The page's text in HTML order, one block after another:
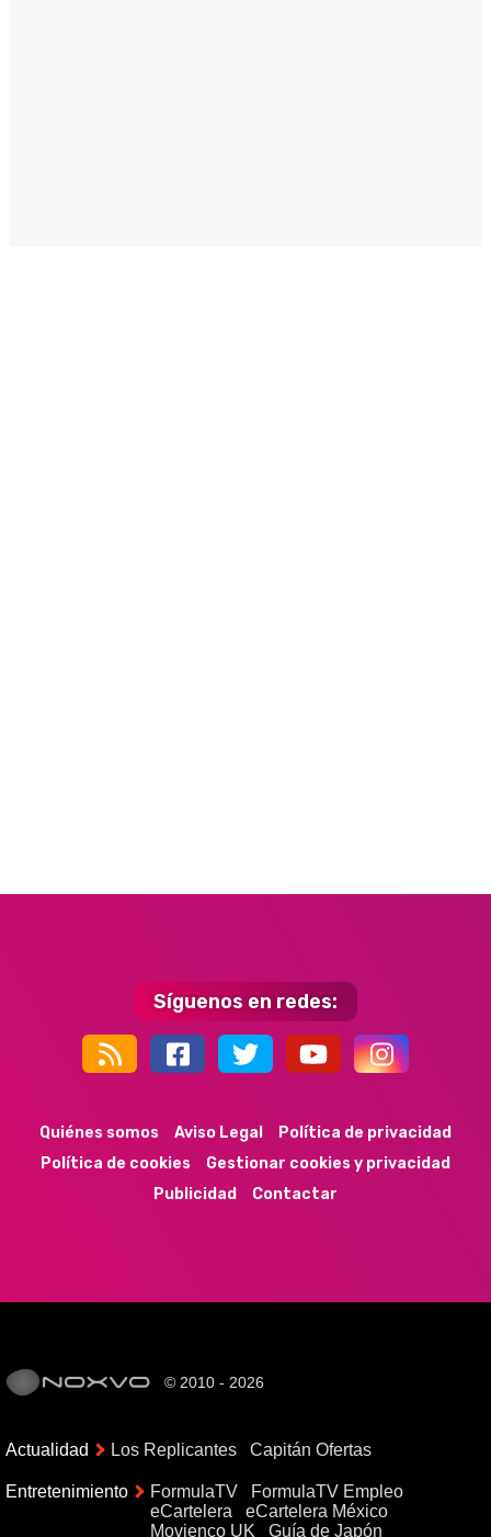
Síguenos en redes:
44k 9k 35k 352
Quiénes somos Aviso Legal
Política de privacidad
Política de cookies
Gestionar cookies y privacidad
Publicidad
Contactar
© 2010 - 2026
Actualidad Los Replicantes Capitán Ofertas
Entretenimiento FormulaTV
FormulaTV Empleo
eCartelera
eCartelera México
Movienco UK
Guía de Japón